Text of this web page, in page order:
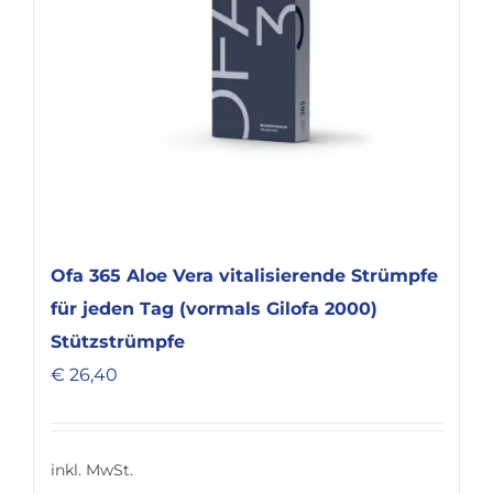
können
der
Produktseite
gewählt
Ofa 365 Aloe Vera vitalisierende Strümpfe
für jeden Tag (vormals Gilofa 2000)
Stützstrümpfe
€ 26,40
inkl. MwSt.